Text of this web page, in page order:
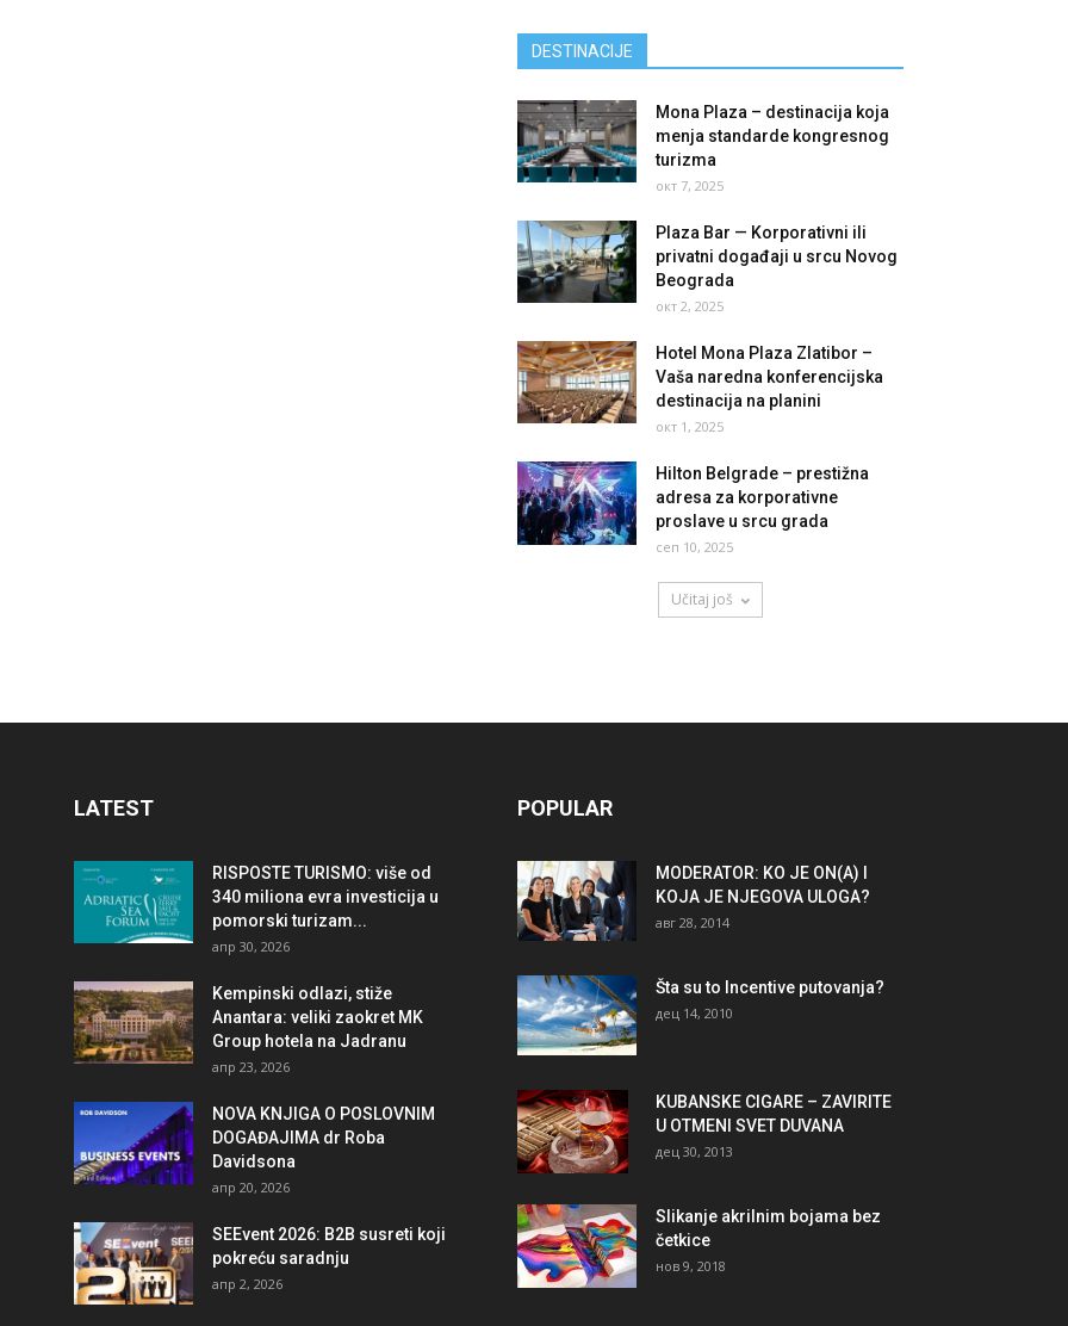
DESTINACIJE
Mona Plaza – destinacija koja
menja standarde kongresnog
turizma
окт 7, 2025
Plaza Bar — Korporativni ili
privatni događaji u srcu Novog
Beograda
окт 2, 2025
Hotel Mona Plaza Zlatibor –
Vaša naredna konferencijska
destinacija na planini
окт 1, 2025
Hilton Belgrade – prestižna
adresa za korporativne
proslave u srcu grada
сеп 10, 2025
Učitaj još
LATEST
RISPOSTE TURISMO: više od
340 miliona evra investicija u
pomorski turizam...
апр 30, 2026
Kempinski odlazi, stiže
Anantara: veliki zaokret MK
Group hotela na Jadranu
апр 23, 2026
NOVA KNJIGA O POSLOVNIM
DOGAĐAJIMA dr Roba
Davidsona
апр 20, 2026
SEEvent 2026: B2B susreti koji
pokreću saradnju
апр 2, 2026
POPULAR
MODERATOR: KO JE ON(A) I
KOJA JE NJEGOVA ULOGA?
авг 28, 2014
Šta su to Incentive putovanja?
дец 14, 2010
KUBANSKE CIGARE – ZAVIRITE
U OTMENI SVET DUVANA
дец 30, 2013
Slikanje akrilnim bojama bez
četkice
нов 9, 2018